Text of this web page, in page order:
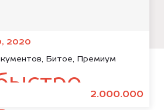
2020
Битое, Премиум
2.000.000